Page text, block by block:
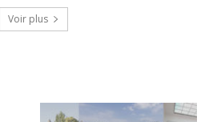
Voir plus